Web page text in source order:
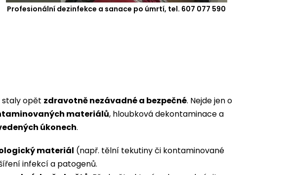
Profesionální dezinfekce a sanace po úmrtí, tel. 607 077 590
staly opět zdravotně nezávadné a bezpečné. Nejde jen o
materiálů, hloubková dekontaminace a
úkonech.
materiál (např. tělní tekutiny či kontaminované
infekcí a patogenů.